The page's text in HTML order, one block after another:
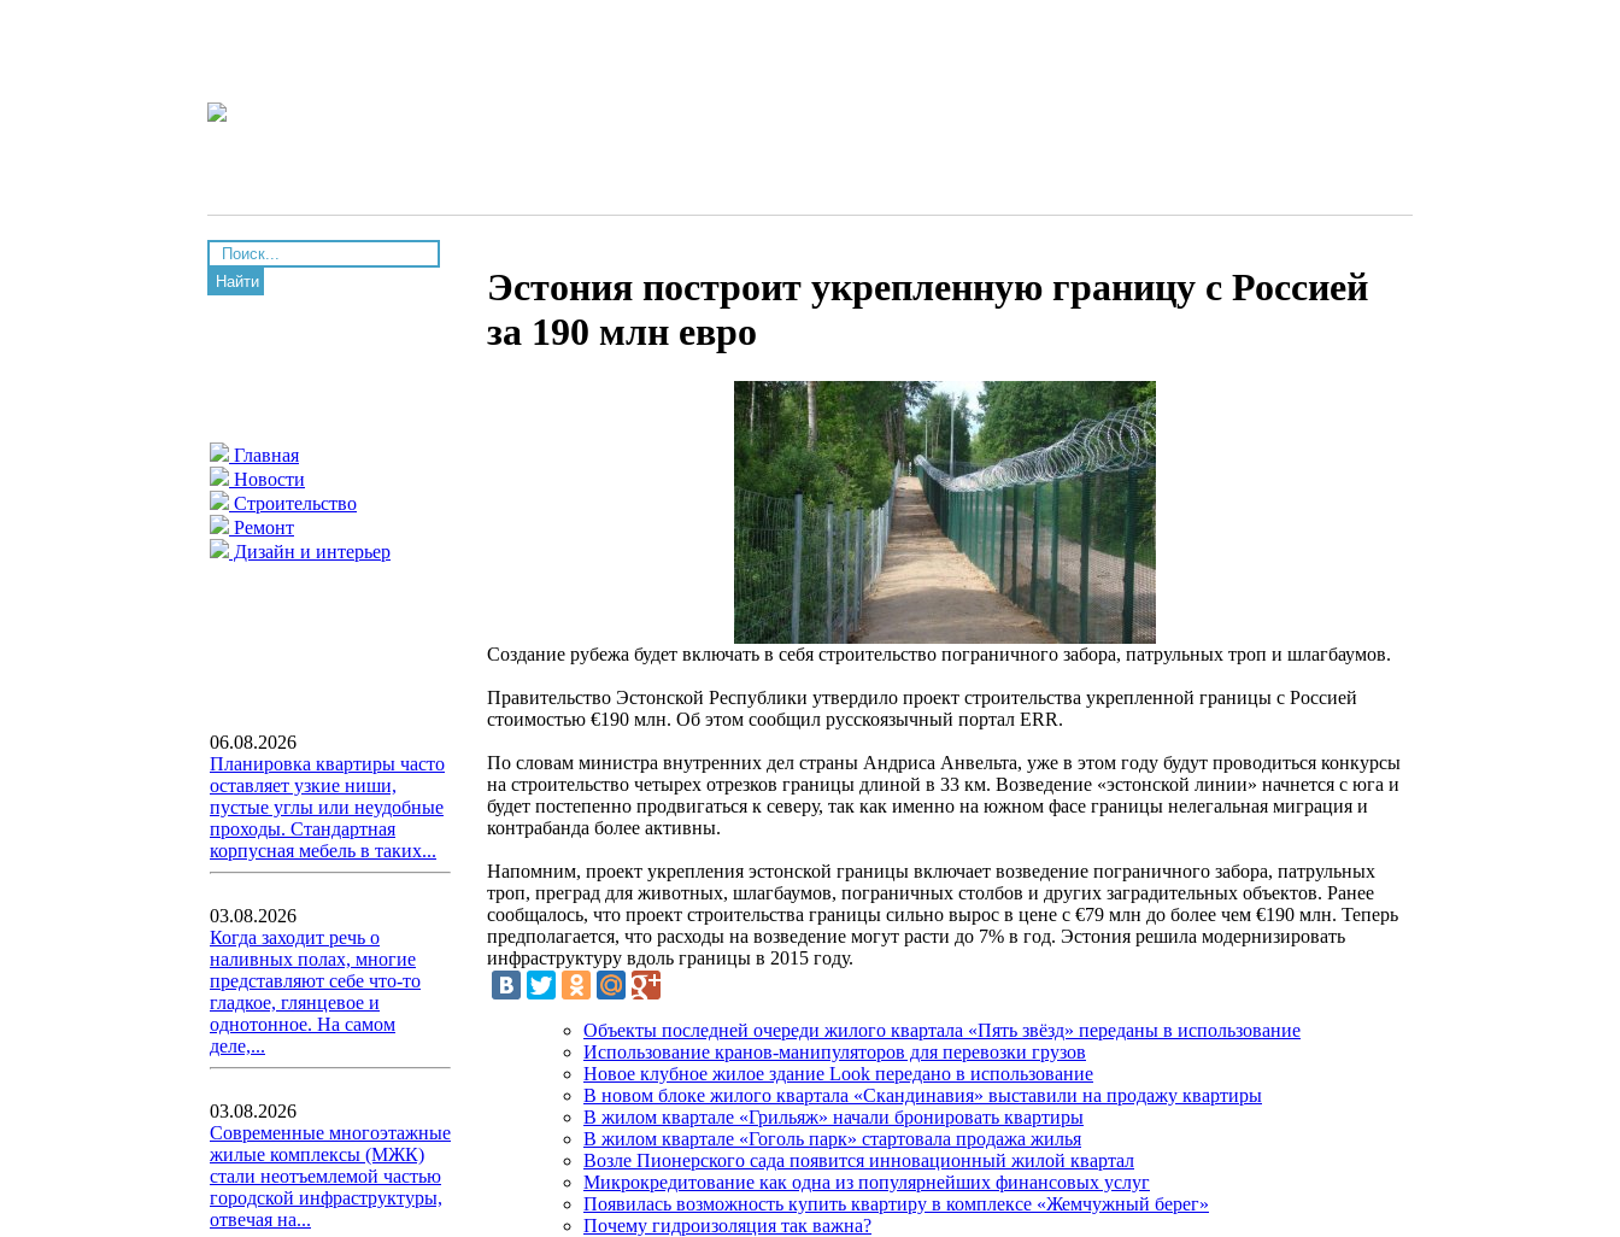
Найти
Главная
Новости
Строительство
Ремонт
Дизайн и интерьер
06.08.2026
Планировка квартиры часто
оставляет узкие ниши,
пустые углы или неудобные
проходы. Стандартная
корпусная мебель в таких...
03.08.2026
Когда заходит речь о
наливных полах, многие
представляют себе что-то
гладкое, глянцевое и
однотонное. На самом
деле,...
03.08.2026
Современные многоэтажные
жилые комплексы (МЖК)
стали неотъемлемой частью
городской инфраструктуры,
отвечая на...
Эстония построит укрепленную границу с Россией
за 190 млн евро
Создание рубежа будет включать в себя строительство пограничного забора, патрульных троп и шлагбаумов.
Правительство Эстонской Республики утвердило проект строительства укрепленной границы с Россией
стоимостью €190 млн. Об этом сообщил русскоязычный портал ERR.
По словам министра внутренних дел страны Андриса Анвельта, уже в этом году будут проводиться конкурсы
на строительство четырех отрезков границы длиной в 33 км. Возведение «эстонской линии» начнется с юга и
будет постепенно продвигаться к северу, так как именно на южном фасе границы нелегальная миграция и
контрабанда более активны.
Напомним, проект укрепления эстонской границы включает возведение пограничного забора, патрульных
троп, преград для животных, шлагбаумов, пограничных столбов и других заградительных объектов. Ранее
сообщалось, что проект строительства границы сильно вырос в цене с €79 млн до более чем €190 млн. Теперь
предполагается, что расходы на возведение могут расти до 7% в год. Эстония решила модернизировать
инфраструктуру вдоль границы в 2015 году.
Объекты последней очереди жилого квартала «Пять звёзд» переданы в использование
Использование кранов-манипуляторов для перевозки грузов
Новое клубное жилое здание Look передано в использование
В новом блоке жилого квартала «Скандинавия» выставили на продажу квартиры
В жилом квартале «Грильяж» начали бронировать квартиры
В жилом квартале «Гоголь парк» стартовала продажа жилья
Возле Пионерского сада появится инновационный жилой квартал
Микрокредитование как одна из популярнейших финансовых услуг
Появилась возможность купить квартиру в комплексе «Жемчужный берег»
Почему гидроизоляция так важна?